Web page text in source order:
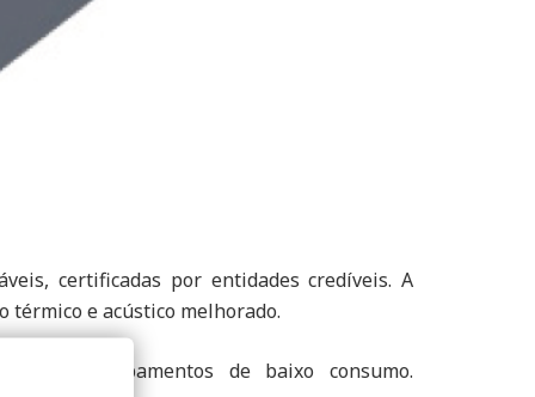
certificadas por entidades credíveis. A
térmico e acústico melhorado.
equipamentos de baixo consumo.